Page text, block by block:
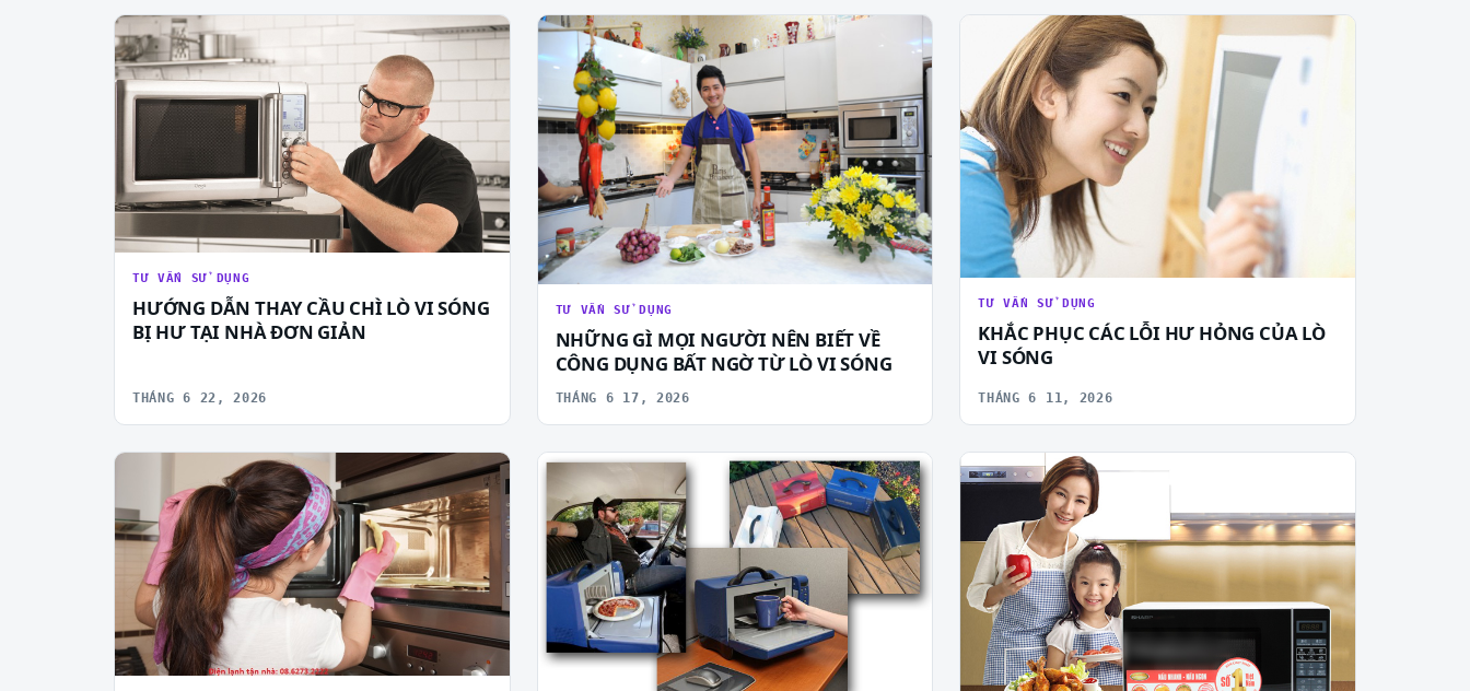
TƯ VẤN SỬ DỤNG
HƯỚNG DẪN THAY CẦU CHÌ LÒ VI SÓNG
BỊ HƯ TẠI NHÀ ĐƠN GIẢN
THÁNG 6 22, 2026
TƯ VẤN SỬ DỤNG
NHỮNG GÌ MỌI NGƯỜI NÊN BIẾT VỀ
CÔNG DỤNG BẤT NGỜ TỪ LÒ VI SÓNG
THÁNG 6 17, 2026
TƯ VẤN SỬ DỤNG
KHẮC PHỤC CÁC LỖI HƯ HỎNG CỦA LÒ
VI SÓNG
THÁNG 6 11, 2026